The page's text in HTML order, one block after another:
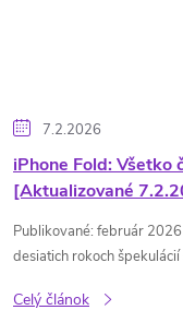
7.2.2026
iPhone Fold: Všetko
[Aktualizované
Publikované: február
desiatich rokoch špekulácií
Celý článok